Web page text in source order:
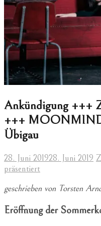
Ankündigung +++
+++ MOONMIND
Übigau
28. Juni 201928. Juni 2019
präsentiert
geschrieben von Torsten
Eröffnung der